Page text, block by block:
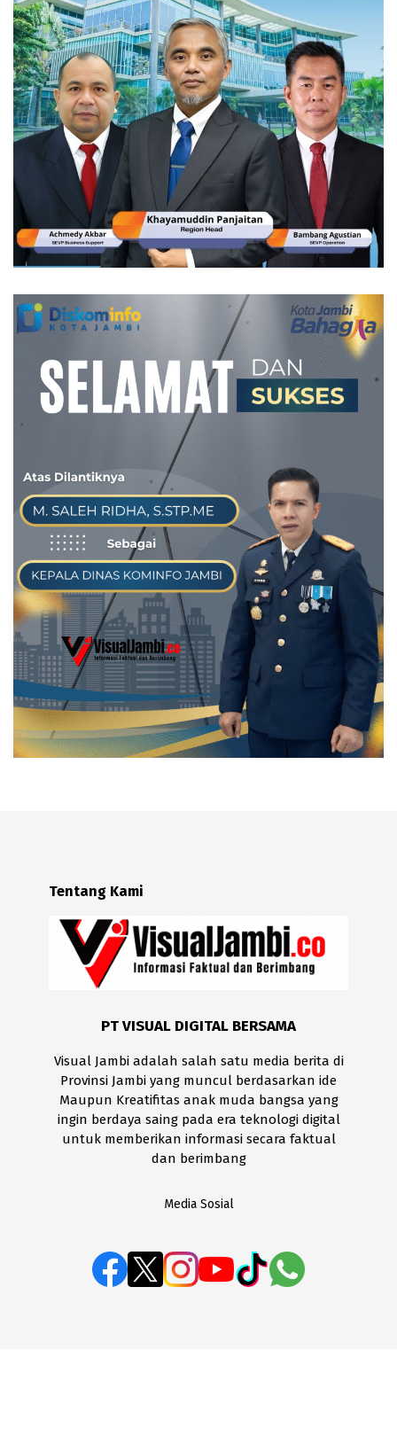
Tentang Kami
PT VISUAL DIGITAL BERSAMA
Visual Jambi adalah salah satu media berita di
Provinsi Jambi yang muncul berdasarkan ide
Maupun Kreatifitas anak muda bangsa yang
ingin berdaya saing pada era teknologi digital
untuk memberikan informasi secara faktual
dan berimbang
Media Sosial